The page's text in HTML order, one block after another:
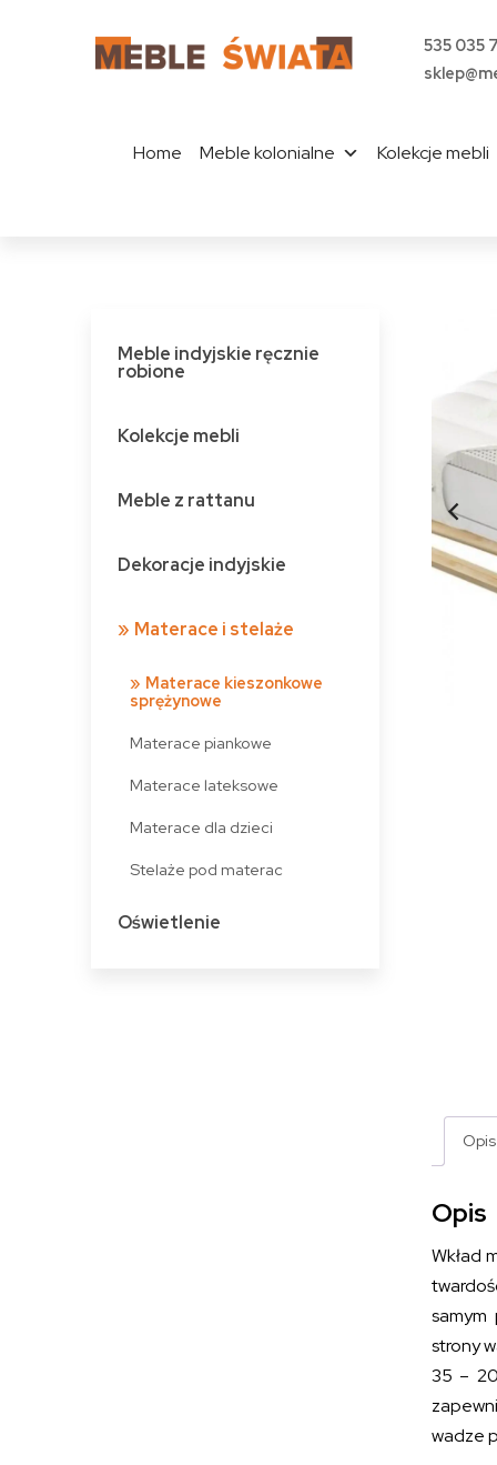
535 035
Home Meble kolonialne Kolekcje mebli
Meble indyjskie ręcznie
robione
Kolekcje mebli
Meble z rattanu
Dekoracje indyjskie
Materace i stelaże
Materace kieszonkowe
sprężynowe
Materace piankowe
Materace lateksowe
Materace dla dzieci
Stelaże pod materac
Oświetlenie
Opis
Opis
Wkład
samym
strony
35 –
wadze